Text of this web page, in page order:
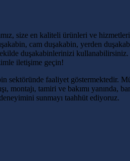
size en kaliteli ürünleri ve
cam duşakabin, yerden
duşakabinlerinizi
iletişime geçin!
sektöründe faaliyet
montajı, tamiri ve bakımı
sunmayı taahhüt ediyoruz.